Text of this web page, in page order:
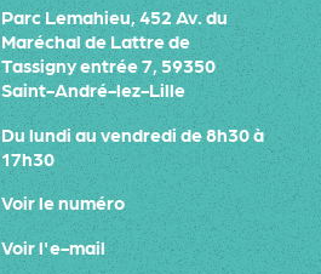
Parc Lemahieu, 452 Av. du
Maréchal de Lattre de
Tassigny entrée 7, 59350
Saint-André-lez-Lille
Du lundi au vendredi de 8h30 à
17h30
Voir le numéro
Voir l'e-mail